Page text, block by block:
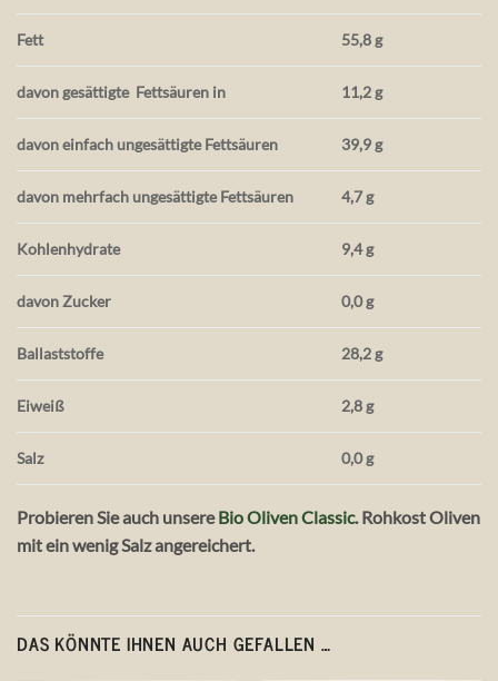
Fett 55,8 g
davon gesättigte Fettsäuren in 11,2 g
davon einfach ungesättigte Fettsäuren 39,9 g
davon mehrfach ungesättigte Fettsäuren 4,7 g
Kohlenhydrate 9,4 g
davon Zucker 0,0 g
Ballaststoffe 28,2 g
Eiweiß 2,8 g
Salz 0,0 g
Probieren Sie auch unsereBio Oliven Classic. Rohkost Oliven
mit ein wenig Salz angereichert.
DAS KÖNNTE IHNEN AUCH GEFALLEN …